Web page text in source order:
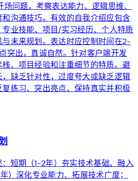
场问题，考察表达能力、逻辑思维、
沟通技巧。有效的自我介绍应包含
业技能、项目/实习经历、个人特质
未来规划。表达时应控制时间在2-
突出，真诚自然。针对客户端开发
、项目经验和注重细节的特质。避
缺乏针对性，过度夸大或缺乏逻辑
练习、突出亮点、保持真实并积极
短期（1-2年）夯实技术基础、融入
）深化专业能力、拓展技术广度；